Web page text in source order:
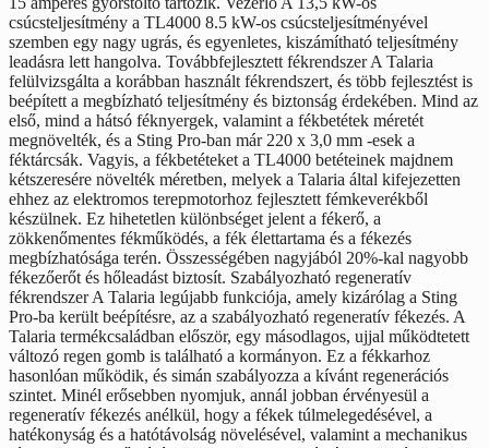
csúcsteljesítmény a TL4000 8.5 kW-os csúcsteljesítményével
szemben egy nagy ugrás, és egyenletes, kiszámítható teljesítmény
leadásra lett hangolva. Továbbfejlesztett fékrendszer A Talaria
felülvizsgálta a korábban használt fékrendszert, és több fejlesztést is
beépített a megbízható teljesítmény és biztonság érdekében. Mind az
első, mind a hátsó féknyergek, valamint a fékbetétek méretét
megnövelték, és a Sting Pro-ban már 220 x 3,0 mm -esek a
féktárcsák. Vagyis, a fékbetéteket a TL4000 betéteinek majdnem
kétszeresére növelték méretben, melyek a Talaria által kifejezetten
ehhez az elektromos terepmotorhoz fejlesztett fémkeverékből
készülnek. Ez hihetetlen különbséget jelent a fékerő, a
zökkenőmentes fékműködés, a fék élettartama és a fékezés
megbízhatósága terén. Összességében nagyjából 20%-kal nagyobb
fékezőerőt és hőleadást biztosít. Szabályozható regeneratív
fékrendszer A Talaria legújabb funkciója, amely kizárólag a Sting
Pro-ba került beépítésre, az a szabályozható regeneratív fékezés. A
Talaria termékcsaládban először, egy másodlagos, ujjal működtetett
változó regen gomb is található a kormányon. Ez a fékkarhoz
hasonlóan működik, és simán szabályozza a kívánt regenerációs
szintet. Minél erősebben nyomjuk, annál jobban érvényesül a
regeneratív fékezés anélkül, hogy a fékek túlmelegedésével, a
hatékonyság és a hatótávolság növelésével, valamint a mechanikus